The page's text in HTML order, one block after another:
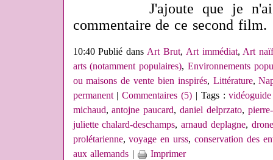
J'ajoute que je n'ai
commentaire de ce second film.
10:40 Publié dansArt Brut, Art immédiat,Art
arts (notamment populaires),Environnements
ou maisons de vente bien inspirés, Littérature,
permanent|Commentaires (5) | Tags :
michaud,antojne paucard,daniel delprzato,
juliette chalard-deschamps,arnaud deplagne, drone
prolétarienne,voyage en urss, conservation des
aux allemands | Imprimer